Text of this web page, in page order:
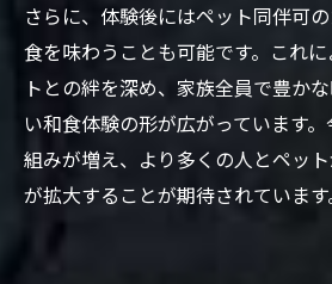
さらに、体験後にはペット同伴可
食を味わうことも可能です。これ
トとの絆を深め、家族全員で豊か
い和食体験の形が広がっています
組みが増え、より多くの人とペッ
が拡大することが期待されています